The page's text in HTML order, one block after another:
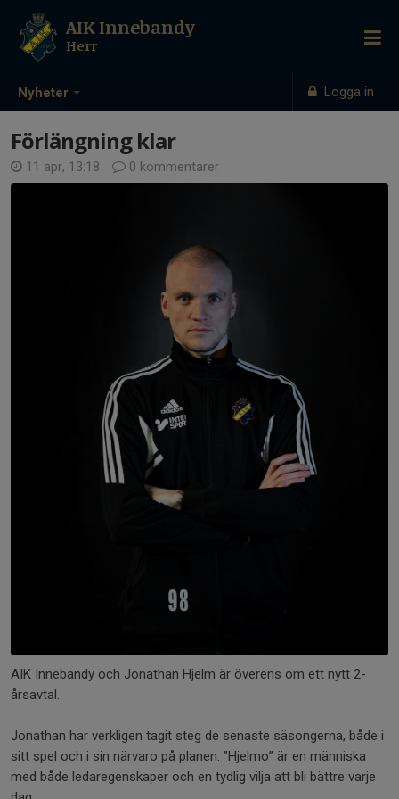
Nyheter Logga in
AIK Innebandy
Herr
Förlängning klar
11 apr, 13:18 0 kommentarer
AIK Innebandy och Jonathan Hjelm är överens om ett nytt 2-
årsavtal.
Jonathan har verkligen tagit steg de senaste säsongerna, både i
sitt spel och i sin närvaro på planen. ”Hjelmo” är en människa
med både ledaregenskaper och en tydlig vilja att bli bättre varje